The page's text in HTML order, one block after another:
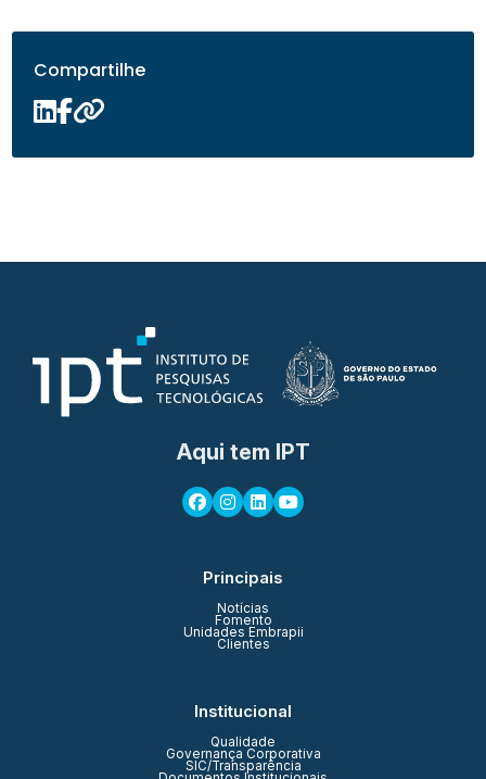
Compartilhe
Aqui tem IPT
Principais
Notícias
Fomento
Unidades Embrapii
Clientes
Institucional
Qualidade
Governança Corporativa
SIC/Transparência